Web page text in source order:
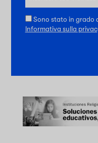
Sono stato in grado
Informativa sulla